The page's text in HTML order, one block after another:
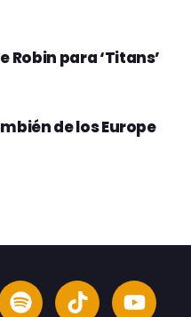
para ‘Titans’
de los Europe